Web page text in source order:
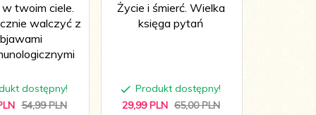
w twoim ciele.
walczyć z
dostępny!
54,99 PLN
Życie i śmierć. Wielka
księga pytań
Produkt dostępny!
29,99 PLN 65,00 PLN